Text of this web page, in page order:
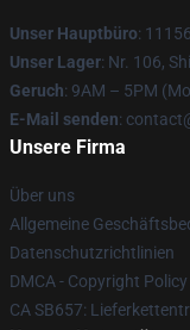
Unser Hauptbüro:
Unser Lager: Nr. 106,
Geruch: 9AM – 5PM
E-Mail senden:
Unsere Firma
Über uns
Allgemeine
Datenschutzrichtlinien
DMCA - Copyright Policy
CA SB657: